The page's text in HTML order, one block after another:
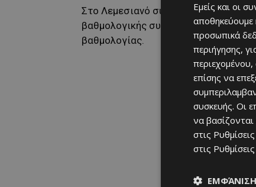
Στο Λεμεσιανό σύλλογο υπάρχει
βαθμολογικής συγκομιδής και τη
βαθμολογίας.
Εμείς και οι
αποθηκεύουμε
προσωπικά
περιήγησης,
επίσης να
συσκευής. Οι
να βασίζονται
στις
στις